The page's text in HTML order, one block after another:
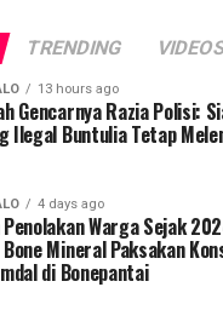
TRENDING
13 hours ago
Gencarnya Razia Polisi:
Ilegal Buntulia Tetap
4 days ago
Warga Sejak
Bone Mineral Paksakan
di Bonepantai